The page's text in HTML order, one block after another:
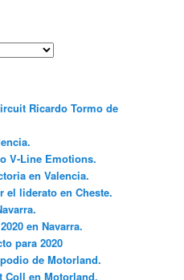
Ricardo Tormo de
V-Line Emotions.
en Valencia.
el liderato en Cheste.
en Navarra.
para 2020
de Motorland.
Coll en Motorland.